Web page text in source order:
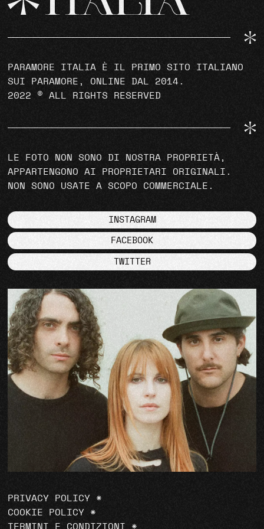
PARAMORE ITALIA È IL PRIMO SITO ITALIANO
SUI PARAMORE, ONLINE DAL 2014.
2022 © ALL RIGHTS RESERVED
LE FOTO NON SONO DI NOSTRA PROPRIETÀ,
APPARTENGONO AI PROPRIETARI ORIGINALI.
NON SONO USATE A SCOPO COMMERCIALE.
INSTAGRAM
FACEBOOK
TWITTER
PRIVACY POLICY *
COOKIE POLICY *
TERMINI E CONDIZIONI *